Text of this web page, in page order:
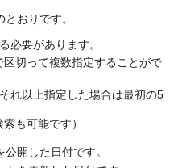
おりです。
必要があります。
切って複数指定することがで
れ以上指定した場合は最初の5
も可能です）
開した日付です。